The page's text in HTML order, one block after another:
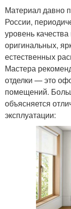
Материал давно
России,
уровень
оригинальных,
естественных
Мастера
отделки — это
помещений.
объясняется
эксплуатации: